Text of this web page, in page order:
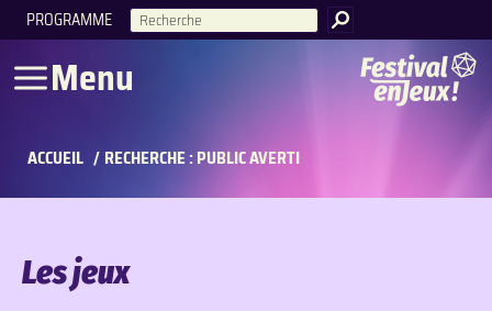
PROGRAMME
RECHERCHE
Menu
ACCUEIL / RECHERCHE : PUBLIC AVERTI
Les jeux